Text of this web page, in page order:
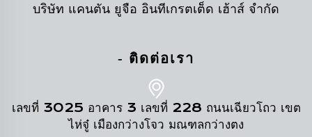
บริษัท แคนตัน ยูจือ อินทีเกรตเต็ด เฮ้าส์ จำกัด
- ติดต่อเรา
เลขที่ 3025 อาคาร 3 เลขที่ 228 ถนนเฉียวโถว เขต
ไห่จู๋ เมืองกว่างโจว มณฑลกว่างตง